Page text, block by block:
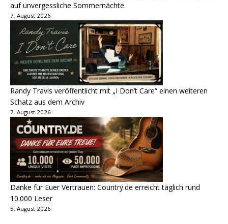
auf unvergessliche Sommernächte
7. August 2026
Randy Travis veröffentlicht mit „I Don’t Care“ einen weiteren
Schatz aus dem Archiv
7. August 2026
Danke für Euer Vertrauen: Country.de erreicht täglich rund
10.000 Leser
5. August 2026